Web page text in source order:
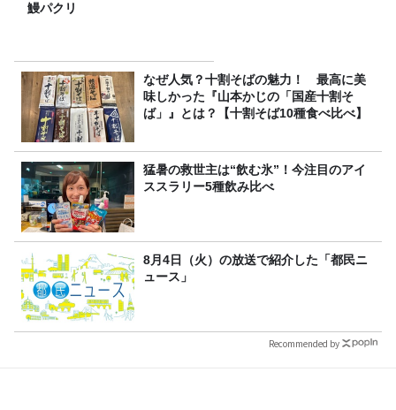
鰻パクリ
なぜ人気？十割そばの魅力！ 最高に美
味しかった『山本かじの「国産十割そ
ば」』とは？【十割そば10種食べ比べ】
猛暑の救世主は“飲む氷”！今注目のアイ
ススラリー5種飲み比べ
8月4日（火）の放送で紹介した「都民ニ
ュース」
Recommended by